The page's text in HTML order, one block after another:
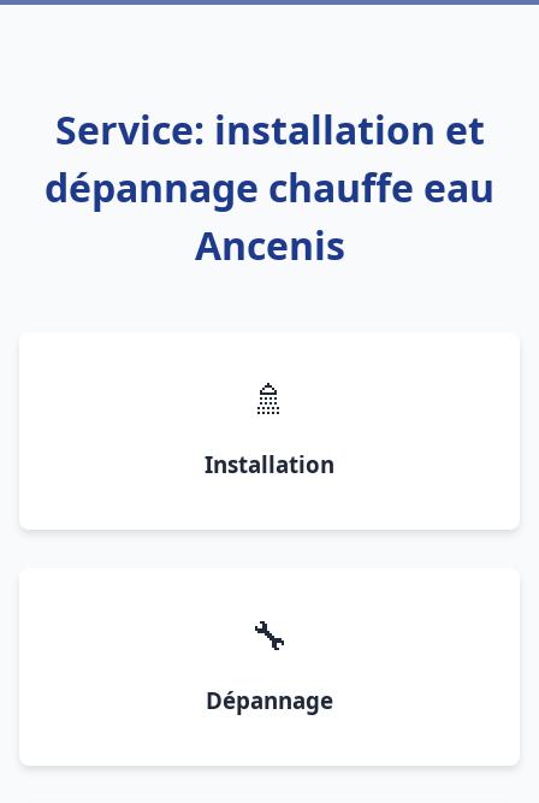
Service: installation et
dépannage chauffe eau
Ancenis
🚿
Installation
🔧
Dépannage